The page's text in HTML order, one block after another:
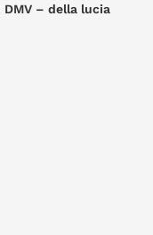
DMV – della lucia